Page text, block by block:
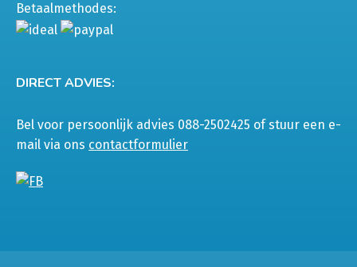
Betaalmethodes:
DIRECT ADVIES:
Bel voor persoonlijk advies 088-2502425 of stuur een e-
mail via ons contactformulier